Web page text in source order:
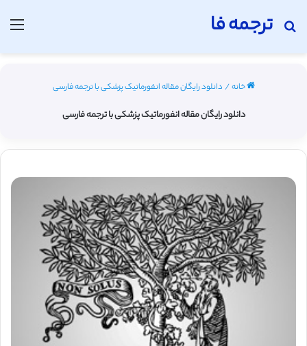
ترجمه فا
جستجو برای
خانه/ دانلود رایگان مقاله انفورماتیک پزشکی با ترجمه فارسی
دانلود رایگان مقاله انفورماتیک پزشکی با ترجمه فارسی